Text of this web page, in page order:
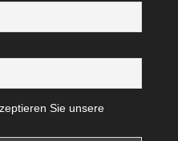
Sie unsere